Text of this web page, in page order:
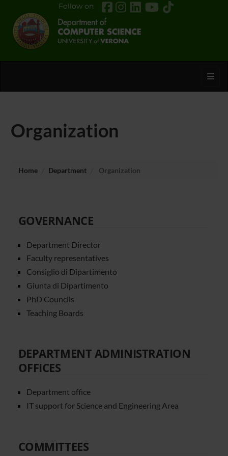
Follow on
Organization
Home Department Organization
GOVERNANCE
Department Director
Faculty representatives
Consiglio di Dipartimento
Giunta di Dipartimento
PhD Councils
Teaching Boards
DEPARTMENT ADMINISTRATION
OFFICES
Department office
IT support for Science and Engineering Area
COMMITTEES